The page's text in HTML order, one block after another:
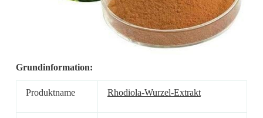
Grundinformation:
Produktname Rhodiola-Wurzel-Extrakt